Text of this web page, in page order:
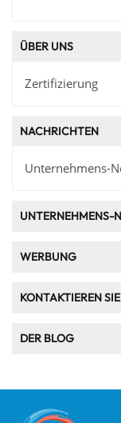
ÜBER UNS
Zertifizierung
NACHRICHTEN
Unternehmens-
UNTERNEHMENS-
WERBUNG
KONTAKTIEREN
DER BLOG